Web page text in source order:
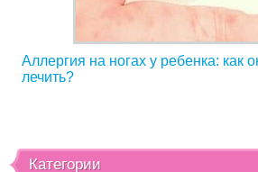
Аллергия на ногах у ребенка: как
лечить?
Категории